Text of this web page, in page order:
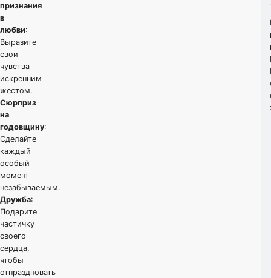
признания
в
любви:
Выразите
свои
чувства
искренним
жестом.
Сюрприз
на
годовщину:
Сделайте
каждый
особый
момент
незабываемым.
Дружба:
Подарите
частичку
своего
сердца,
чтобы
отпраздновать